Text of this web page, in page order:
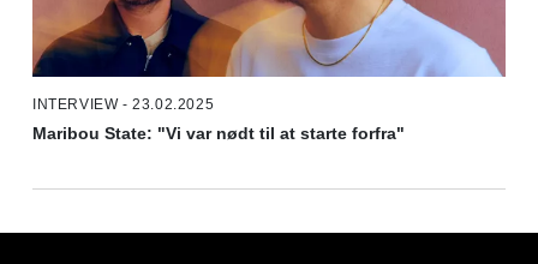
INTERVIEW - 23.02.2025
Maribou State: "Vi var nødt til at starte forfra"